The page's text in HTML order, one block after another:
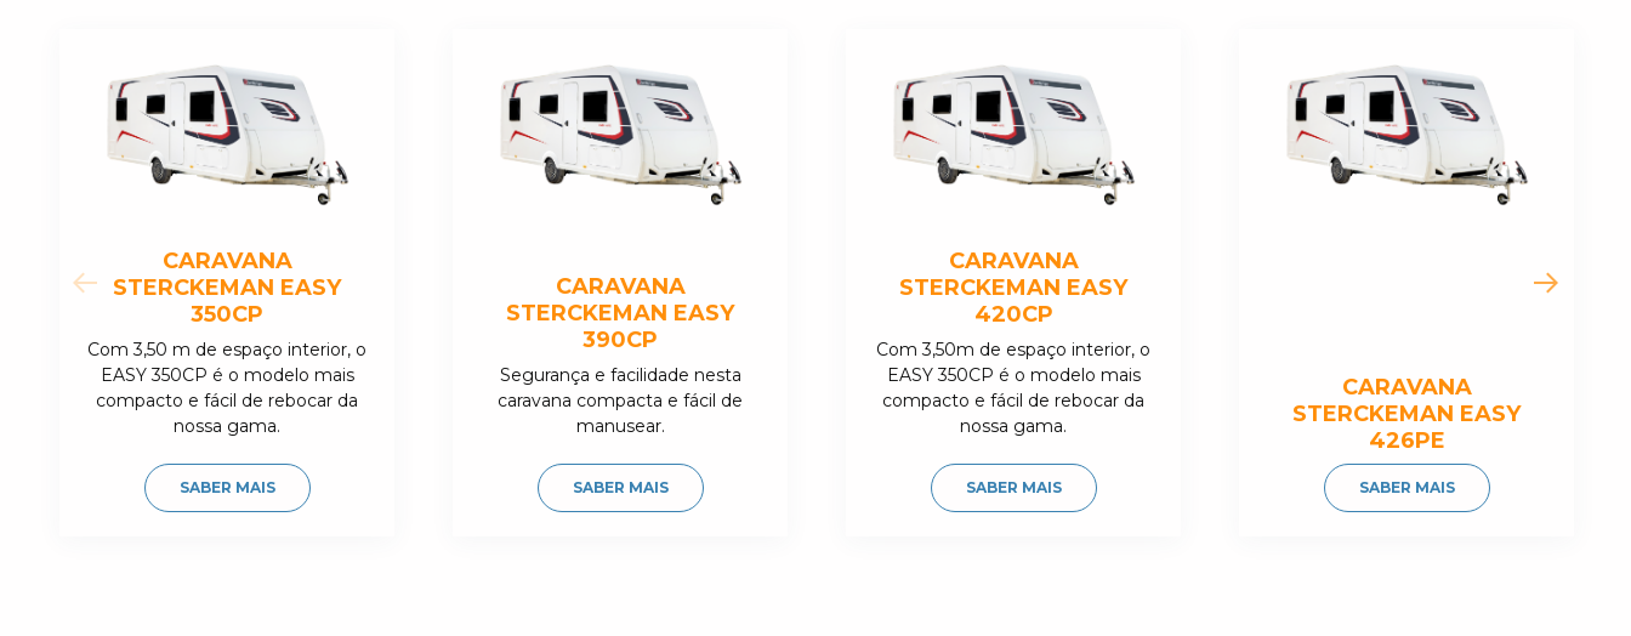
Combined blinds & fly nets
Alimentation électrique 230V avec disjoncteur
Pre equipment Air-conditioning
Pre equipment TV : SAT and 230V sockets
LED interior lighting
CARAVANA
STERCKEMAN EASY
350CP
Com 3,50 m de espaço interior, o
EASY 350CP é o modelo mais
compacto e fácil de rebocar da
nossa gama.
SABER MAIS
CARAVANA
STERCKEMAN EASY
390CP
Segurança e facilidade nesta
caravana compacta e fácil de
manusear.
SABER MAIS
CARAVANA
STERCKEMAN EASY
420CP
Com 3,50m de espaço interior, o
EASY 350CP é o modelo mais
compacto e fácil de rebocar da
nossa gama.
SABER MAIS
CARAVANA
STERCKEMAN EASY
426PE
SABER MAIS